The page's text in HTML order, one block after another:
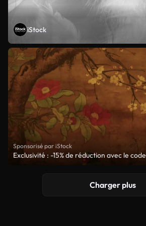
iStock
Sponsorisé par iStock
Exclusivité : -15% de réduction avec le code
Charger plus